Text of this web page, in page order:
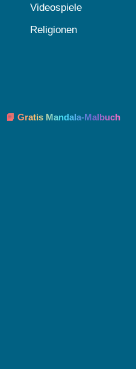
Videospiele
Religionen
📘 Gratis Mandala-Malbuch